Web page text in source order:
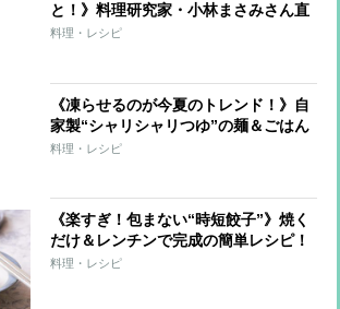
と！》料理研究家・小林まさみさん直
伝レシピ
料理・レシピ
《凍らせるのが今夏のトレンド！》自
家製“シャリシャリつゆ”の麺＆ごはん
7レシピ
料理・レシピ
《楽すぎ！包まない“時短餃子”》焼く
だけ＆レンチンで完成の簡単レシピ！
料理・レシピ